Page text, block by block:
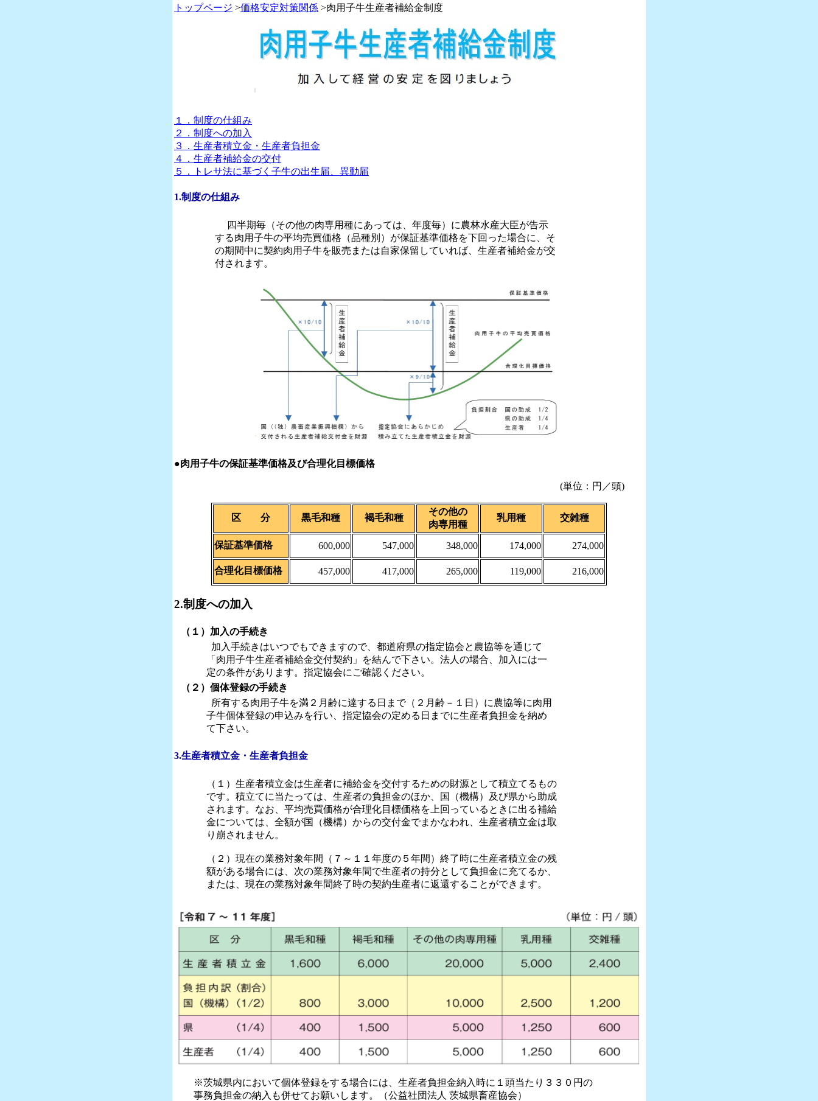
トップページ >価格安定対策関係 >肉用子牛生産者補給金制度
１．制度の仕組み
２．制度への加入
３．生産者積立金・生産者負担金
４．生産者補給金の交付
５．トレサ法に基づく子牛の出生届、異動届
1.制度の仕組み
四半期毎（その他の肉専用種にあっては、年度毎）に農林水産大臣が告示
する肉用子牛の平均売買価格（品種別）が保証基準価格を下回った場合に、そ
の期間中に契約肉用子牛を販売または自家保留していれば、生産者補給金が交
付されます。
●肉用子牛の保証基準価格及び合理化目標価格
(単位：円／頭)
区 分 黒毛和種 褐毛和種
その他の
肉専用種
乳用種 交雑種
保証基準価格 600,000 547,000 348,000 174,000 274,000
合理化目標価格 457,000 417,000 265,000 119,000 216,000
2.制度への加入
（１）加入の手続き
加入手続きはいつでもできますので、都道府県の指定協会と農協等を通じて
「肉用子牛生産者補給金交付契約」を結んで下さい。法人の場合、加入には一
定の条件があります。指定協会にご確認ください。
（２）個体登録の手続き
所有する肉用子牛を満２月齢に達する日まで（２月齢－１日）に農協等に肉用
子牛個体登録の申込みを行い、指定協会の定める日までに生産者負担金を納め
て下さい。
3.生産者積立金・生産者負担金
（１）生産者積立金は生産者に補給金を交付するための財源として積立てるもの
です。積立てに当たっては、生産者の負担金のほか、国（機構）及び県から助成
されます。なお、平均売買価格が合理化目標価格を上回っているときに出る補給
金については、全額が国（機構）からの交付金でまかなわれ、生産者積立金は取
り崩されません。
（２）現在の業務対象年間（７～１１年度の５年間）終了時に生産者積立金の残
額がある場合には、次の業務対象年間で生産者の持分として負担金に充てるか、
または、現在の業務対象年間終了時の契約生産者に返還することができます。
※茨城県内において個体登録をする場合には、生産者負担金納入時に１頭当たり３３０円の
事務負担金の納入も併せてお願いします。（公益社団法人 茨城県畜産協会）